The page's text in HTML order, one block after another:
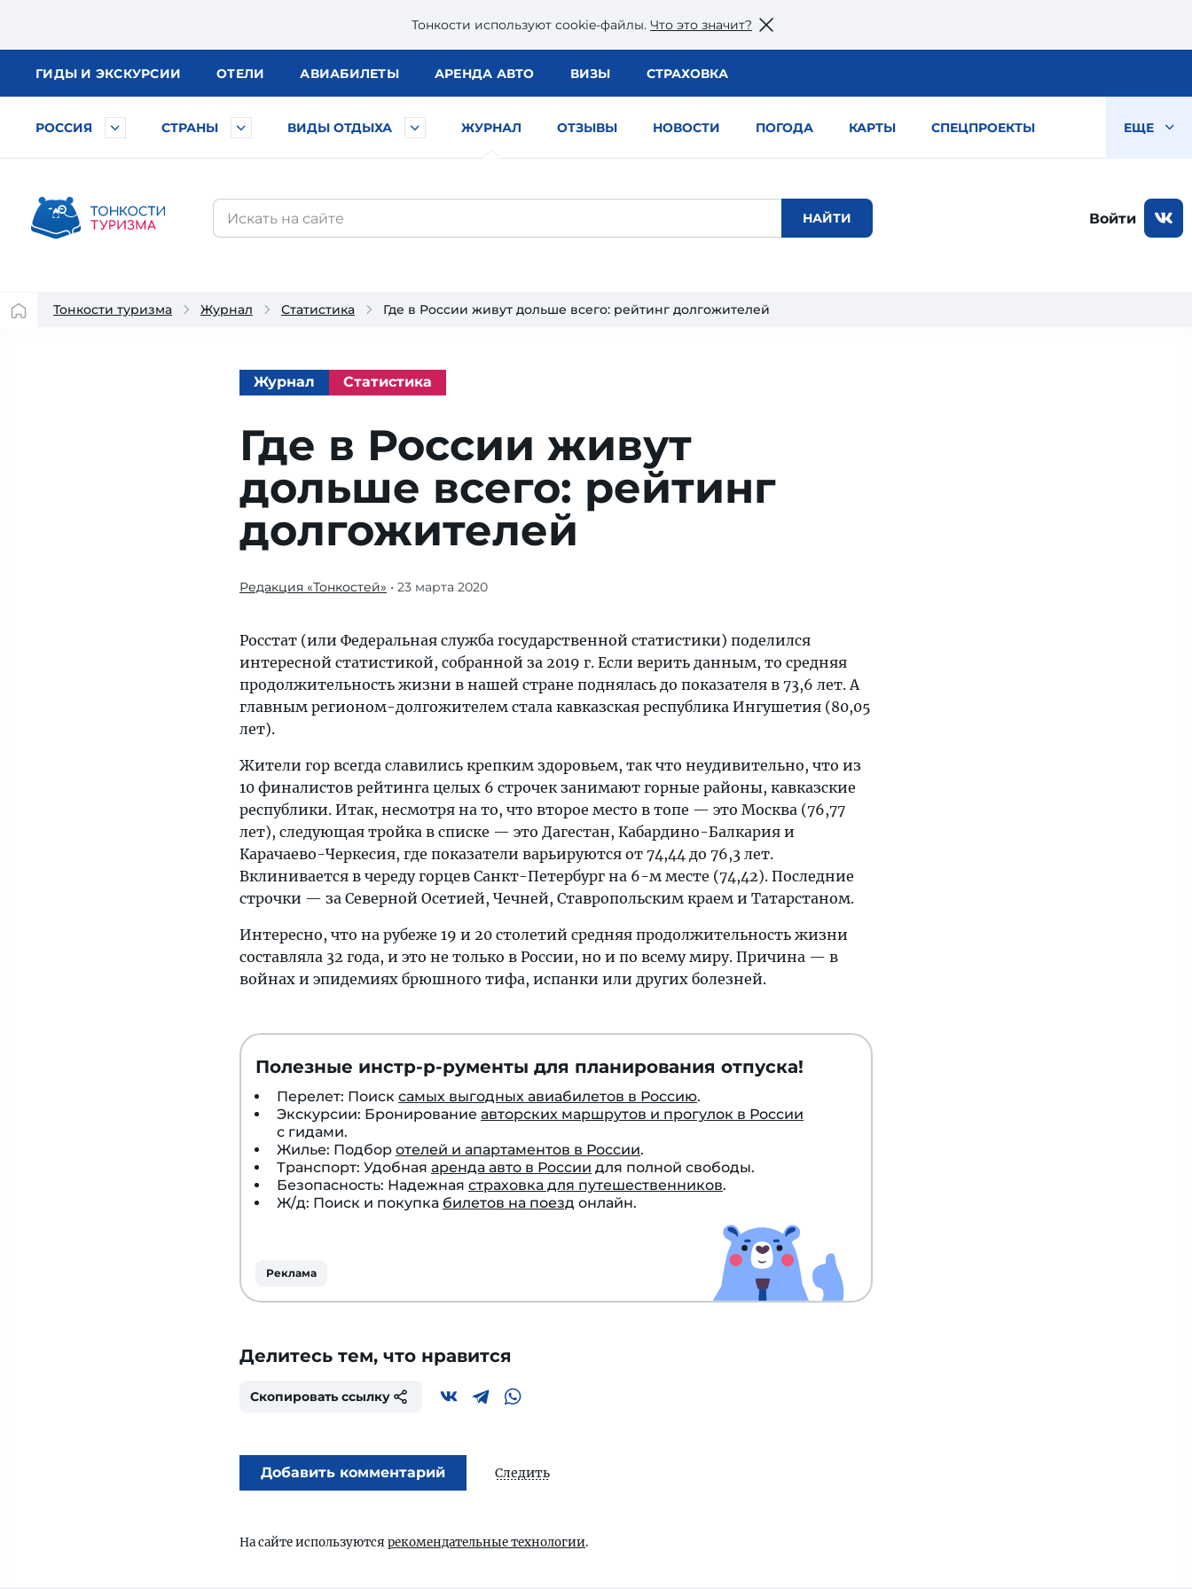
Тонкости используют сookie-файлы. Что это значит?
ГИДЫ И ЭКСКУРСИИ ОТЕЛИ АВИАБИЛЕТЫ АРЕНДА АВТО ВИЗЫ СТРАХОВКА
РОССИЯ СТРАНЫ ВИДЫ ОТДЫХА ЖУРНАЛ ОТЗЫВЫ НОВОСТИ ПОГОДА КАРТЫ СПЕЦПРОЕКТЫ ЕЩЕ
Войти
Тонкости туризма Журнал Статистика Где в России живут дольше всего: рейтинг долгожителей
Журнал Статистика
Где в России живут
дольше всего: рейтинг
долгожителей
Если
данным,
то
средняя
продолжительность
жизни
нашей
стране
поднялась
до
показателя
в
73,6
Редакция «Тонкостей» • 23 марта 2020
Росстат (или Федеральная служба государственной статистики) поделился
интересной статистикой, собранной за 2019 г. Если верить данным, то средняя
продолжительность жизни в нашей стране поднялась до показателя в 73,6 лет. А
главным регионом-долгожителем стала кавказская республика Ингушетия (80,05
лет).
Жители гор всегда славились крепким здоровьем, так что неудивительно, что из
10 финалистов рейтинга целых 6 строчек занимают горные районы, кавказские
республики. Итак, несмотря на то, что второе место в топе — это Москва (76,77
лет), следующая тройка в списке — это Дагестан, Кабардино-Балкария и
Карачаево-Черкесия, где показатели варьируются от 74,44 до 76,3 лет.
Вклинивается в череду горцев Санкт-Петербург на 6-м месте (74,42). Последние
строчки — за Северной Осетией, Чечней, Ставропольским краем и Татарстаном.
Интересно, что на рубеже 19 и 20 столетий средняя продолжительность жизни
составляла 32 года, и это не только в России, но и по всему миру. Причина — в
войнах и эпидемиях брюшного тифа, испанки или других болезней.
Полезные инстр-р-рументы для планирования отпуска!
Перелет: Поиск самых выгодных авиабилетов в Россию.
Экскурсии: Бронирование авторских маршрутов и прогулок в России
с гидами.
Жилье: Подбор отелей и апартаментов в России.
Транспорт: Удобная аренда авто в России для полной свободы.
Безопасность: Надежная страховка для путешественников.
Ж/д: Поиск и покупка билетов на поезд онлайн.
Реклама
Делитесь тем, что нравится
Скопировать ссылку
Добавить комментарий Следить
На сайте используются рекомендательные технологии.